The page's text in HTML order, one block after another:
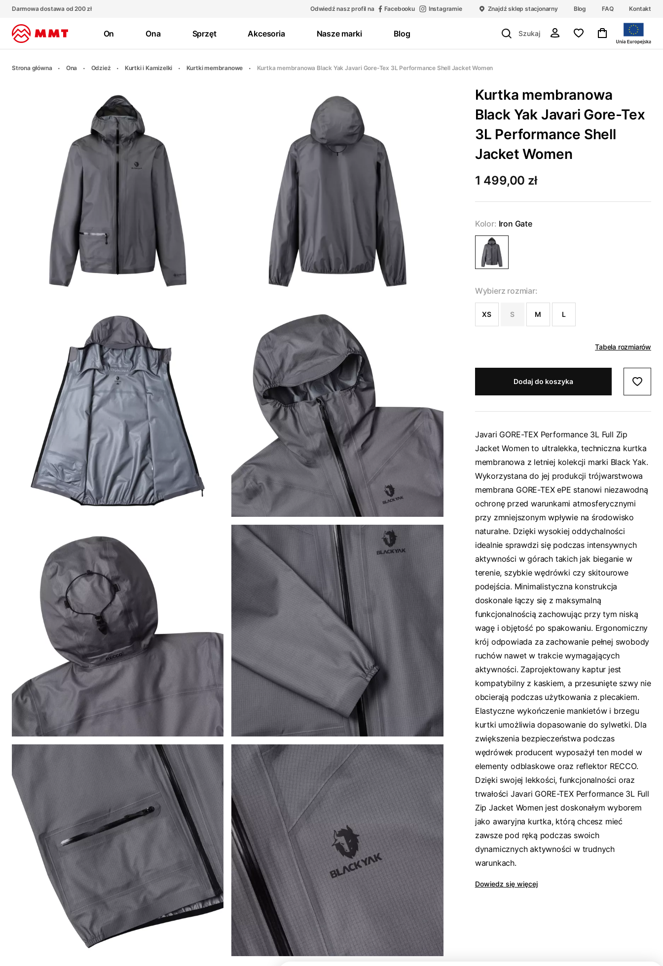
Darmowa dostawa od 200 zł Odwiedź nasz profil na Facebooku Instagramie Znajdź sklep stacjonarny Blog FAQ Kontakt
On Ona Sprzęt Akcesoria Nasze marki Blog
Strona główna Ona Odzież Kurtki i Kamizelki Kurtki membranowe Kurtka membranowa Black Yak Javari Gore-Tex 3L Performance Shell Jacket Women
Kurtka membranowa
Black Yak Javari Gore-Tex
3L Performance Shell
Jacket Women
1 499,00 zł
Kolor: Iron Gate
Wybierz rozmiar:
XS S M L
Tabela rozmiarów
Dodaj do koszyka
Javari GORE-TEX Performance 3L Full Zip
Jacket Women to ultralekka, techniczna kurtka
membranowa z letniej kolekcji marki Black Yak.
Wykorzystana do jej produkcji trójwarstwowa
membrana GORE-TEX ePE stanowi niezawodną
ochronę przed warunkami atmosferycznymi
przy zmniejszonym wpływie na środowisko
naturalne. Dzięki wysokiej oddychalności
idealnie sprawdzi się podczas intensywnych
aktywności w górach takich jak bieganie w
terenie, szybkie wędrówki czy skitourowe
podejścia. Minimalistyczna konstrukcja
doskonale łączy się z maksymalną
funkcjonalnością zachowując przy tym niską
wagę i objętość po spakowaniu. Ergonomiczny
krój odpowiada za zachowanie pełnej swobody
ruchów nawet w trakcie wymagających
aktywności. Zaprojektowany kaptur jest
kompatybilny z kaskiem, a przesunięte szwy nie
obcierają podczas użytkowania z plecakiem.
Elastyczne wykończenie mankietów i brzegu
kurtki umożliwia dopasowanie do sylwetki. Dla
zwiększenia bezpieczeństwa podczas
wędrówek producent wyposażył ten model w
elementy odblaskowe oraz reflektor RECCO.
Dzięki swojej lekkości, funkcjonalności oraz
trwałości Javari GORE-TEX Performance 3L Full
Zip Jacket Women jest doskonałym wyborem
jako awaryjna kurtka, którą chcesz mieć
zawsze pod ręką podczas swoich
dynamicznych aktywności w trudnych
warunkach.
Dowiedz się więcej